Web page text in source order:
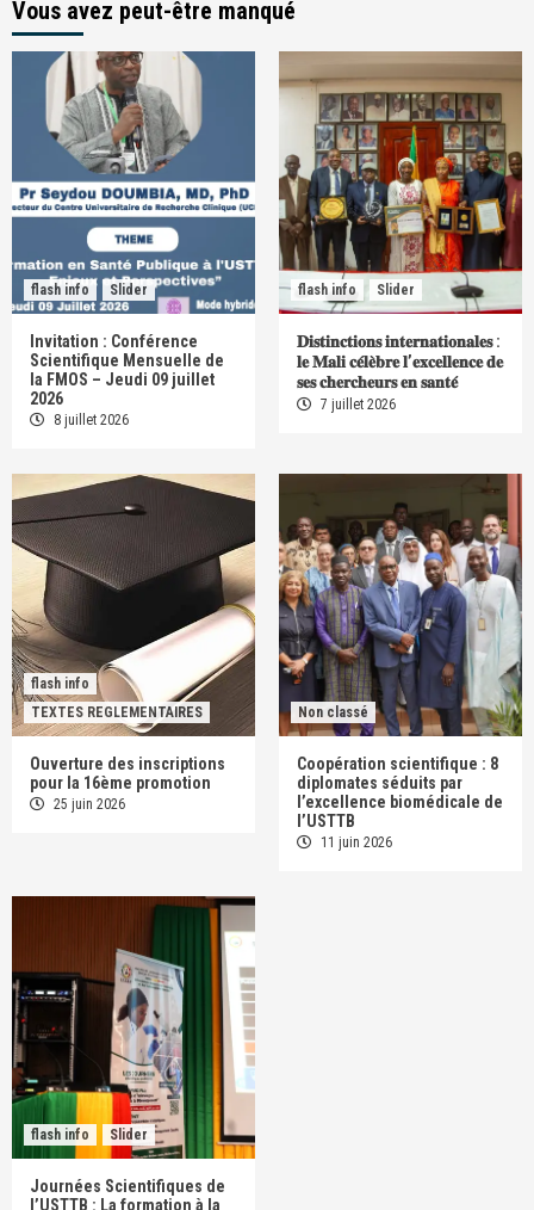
Vous avez peut-être manqué
flash info Slider
Invitation : Conférence
Scientifique Mensuelle de
la FMOS – Jeudi 09 juillet
2026
8 juillet 2026
flash info Slider
𝐃𝐢𝐬𝐭𝐢𝐧𝐜𝐭𝐢𝐨𝐧𝐬 𝐢𝐧𝐭𝐞𝐫𝐧𝐚𝐭𝐢𝐨𝐧𝐚𝐥𝐞𝐬 :
𝐥𝐞 𝐌𝐚𝐥𝐢 𝐜𝐞́𝐥𝐞̀𝐛𝐫𝐞 𝐥’𝐞𝐱𝐜𝐞𝐥𝐥𝐞𝐧𝐜𝐞 𝐝𝐞
𝐬𝐞𝐬 𝐜𝐡𝐞𝐫𝐜𝐡𝐞𝐮𝐫𝐬 𝐞𝐧 𝐬𝐚𝐧𝐭𝐞́
7 juillet 2026
flash info
TEXTES REGLEMENTAIRES
Ouverture des inscriptions
pour la 16ème promotion
25 juin 2026
Non classé
Coopération scientifique : 8
diplomates séduits par
l’excellence biomédicale de
l’USTTB
11 juin 2026
flash info Slider
Journées Scientifiques de
l’USTTB : La formation à la